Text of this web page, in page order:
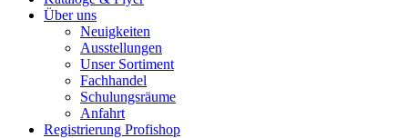
Über uns
Neuigkeiten
Ausstellungen
Unser Sortiment
Fachhandel
Schulungsräume
Anfahrt
Registrierung Profishop